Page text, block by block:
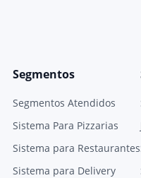
Segmentos
Segmentos Atendidos
Sistema Para Pizzarias
Sistema para Restaurantes
Sistema para Delivery